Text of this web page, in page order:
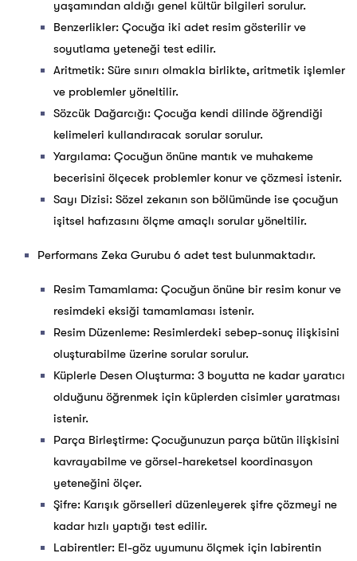
yaşamından aldığı genel kültür bilgileri sorulur.
Benzerlikler: Çocuğa iki adet resim gösterilir ve
soyutlama yeteneği test edilir.
Aritmetik: Süre sınırı olmakla birlikte, aritmetik işlemler
ve problemler yöneltilir.
Sözcük Dağarcığı: Çocuğa kendi dilinde öğrendiği
kelimeleri kullandıracak sorular sorulur.
Yargılama: Çocuğun önüne mantık ve muhakeme
becerisini ölçecek problemler konur ve çözmesi istenir.
Sayı Dizisi: Sözel zekanın son bölümünde ise çocuğun
işitsel hafızasını ölçme amaçlı sorular yöneltilir.
Performans Zeka Gurubu 6 adet test bulunmaktadır.
Resim Tamamlama: Çocuğun önüne bir resim konur ve
resimdeki eksiği tamamlaması istenir.
Resim Düzenleme: Resimlerdeki sebep-sonuç ilişkisini
oluşturabilme üzerine sorular sorulur.
Küplerle Desen Oluşturma: 3 boyutta ne kadar yaratıcı
olduğunu öğrenmek için küplerden cisimler yaratması
istenir.
Parça Birleştirme: Çocuğunuzun parça bütün ilişkisini
kavrayabilme ve görsel-hareketsel koordinasyon
yeteneğini ölçer.
Şifre: Karışık görselleri düzenleyerek şifre çözmeyi ne
kadar hızlı yaptığı test edilir.
Labirentler: El-göz uyumunu ölçmek için labirentin